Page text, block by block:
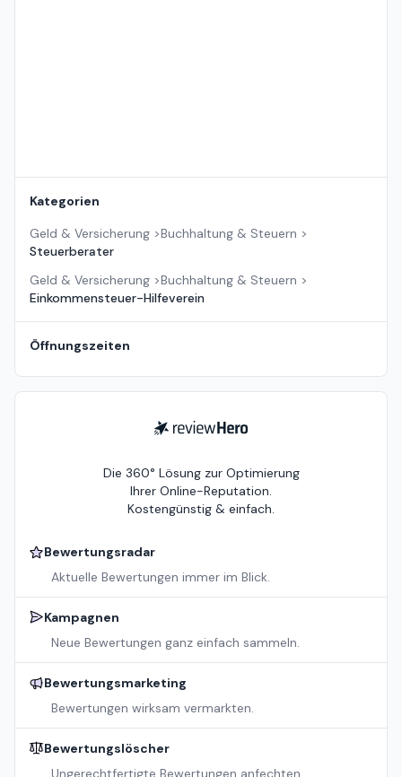
Kategorien
Geld & Versicherung >Buchhaltung & Steuern >
Steuerberater
Geld & Versicherung >Buchhaltung & Steuern >
Einkommensteuer-Hilfeverein
Öffnungszeiten
ReviewHero
Die 360° Lösung zur Optimierung
Ihrer Online-Reputation.
Kostengünstig & einfach.
Bewertungsradar
Aktuelle Bewertungen immer im Blick.
Kampagnen
Neue Bewertungen ganz einfach sammeln.
Bewertungsmarketing
Bewertungen wirksam vermarkten.
Bewertungslöscher
Ungerechtfertigte Bewertungen anfechten.